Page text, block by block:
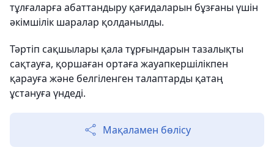
тұлғаларға абаттандыру қағидаларын бұзғаны үшін
әкімшілік шаралар қолданылды.
Тәртіп сақшылары қала тұрғындарын тазалықты
сақтауға, қоршаған ортаға жауапкершілікпен
қарауға және белгіленген талаптарды қатаң
ұстануға үндеді.
Мақаламен бөлісу